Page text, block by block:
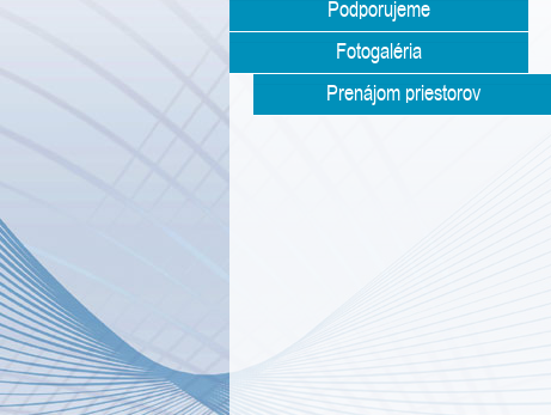
Podporujeme
Fotogaléria
Prenájom priestorov